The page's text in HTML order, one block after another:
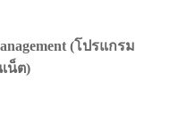
(โปรแกรม
น็ต)